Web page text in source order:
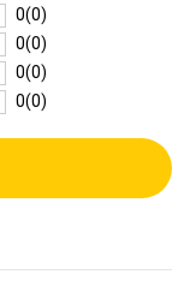
0(0)
0(0)
0(0)
0(0)